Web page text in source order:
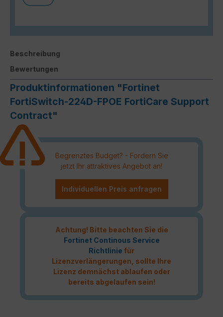
Beschreibung
Bewertungen
Produktinformationen "Fortinet
FortiSwitch-224D-FPOE FortiCare Support
Contract"
Begrenztes Budget? - Fordern Sie
jetzt Ihr attraktives Angebot an!
Individuellen Preis anfragen
Achtung! Bitte beachten Sie die
Fortinet Continous Service
Richtlinie für
Lizenzverlängerungen, sollte Ihre
Lizenz demnächst ablaufen oder
bereits abgelaufen sein!